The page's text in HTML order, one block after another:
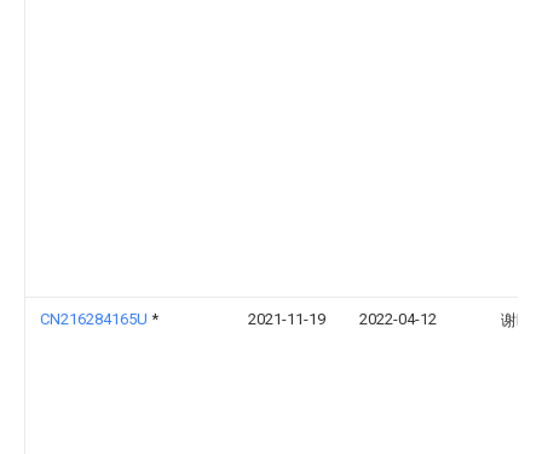
CN216284165U * 2021-11-19 2022-04-12 谢晓